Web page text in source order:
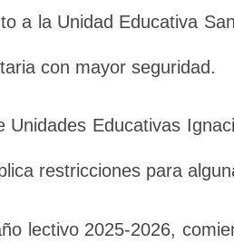
a la Unidad Educativa
con mayor seguridad.
Educativas
restricciones para
lectivo 2025-2026,